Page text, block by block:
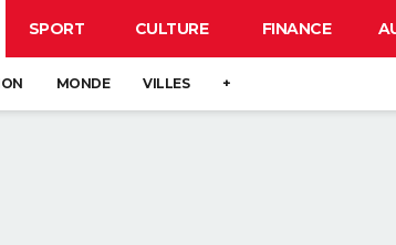
SPORT CULTURE FINANCE
MONDE VILLES +